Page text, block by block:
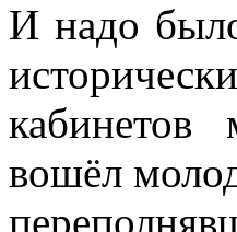
И надо
кабинетов
вошёл